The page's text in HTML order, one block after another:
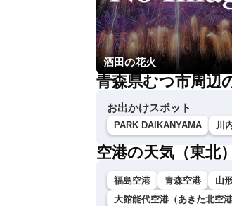
酒田の花火
青森県むつ市周辺
お出かけスポット
PARK DAIKANYAMA 川
空港の天気（東北）
福島空港 青森空港 山
大館能代空港（あきた北空港